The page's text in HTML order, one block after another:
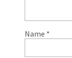
Name *